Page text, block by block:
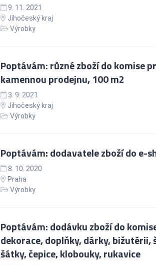
9. 11. 2021
Jihočeský kraj
Výrobky
Poptávám: různé zboží do komise
kamennou prodejnu, 100 m2
3. 9. 2021
Jihočeský kraj
Výrobky
Poptávám: dodavatele zboží do e-
8. 10. 2020
Praha
Výrobky
Poptávám: dodávku zboží do
dekorace, doplňky, dárky, bižutérii,
šátky, čepice, klobouky, rukavice